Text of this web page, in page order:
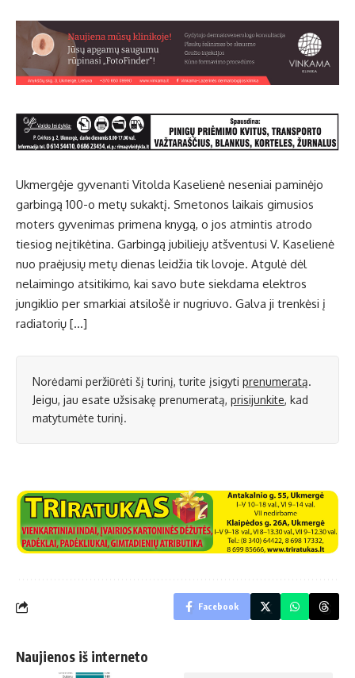
Ukmergėje gyvenanti Vitolda Kaselienė neseniai paminėjo
garbingą 100-o metų sukaktį. Smetonos laikais gimusios
moters gyvenimas primena knygą, o jos atmintis atrodo
tiesiog neįtikėtina. Garbingą jubiliejų atšventusi V. Kaselienė
nuo praėjusių metų dienas leidžia tik lovoje. Atgulė dėl
nelaimingo atsitikimo, kai savo bute siekdama elektros
jungiklio per smarkiai atsilošė ir nugriuvo. Galva ji trenkėsi į
radiatorių […]
Norėdami peržiūrėti šį turinį, turite įsigyti prenumeratą.
Jeigu, jau esate užsisakę prenumeratą, prisijunkite, kad
matytumėte turinį.
Facebook
Naujienos iš interneto